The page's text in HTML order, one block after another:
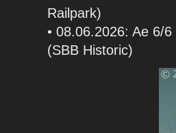
Railpark)
• 08.06.2026: Ae 6/
(SBB Historic)